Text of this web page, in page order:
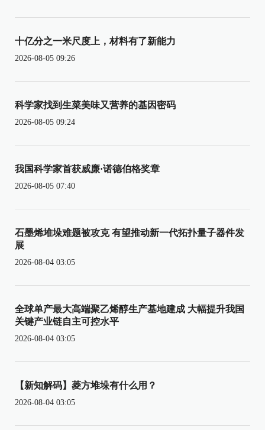
十亿分之一米尺度上，材料有了新能力
2026-08-05 09:26
科学家找到生菜美味又营养的基因密码
2026-08-05 09:24
我国科学家首获威廉·诺德伯格奖章
2026-08-05 07:40
石墨烯堆垛难题被攻克 有望推动新一代拓扑量子器件发
展
2026-08-04 03:05
全球单产最大高端聚乙烯醇生产基地建成 大幅提升我国
关键产业链自主可控水平
2026-08-04 03:05
【新知解码】菱方堆垛有什么用？
2026-08-04 03:05